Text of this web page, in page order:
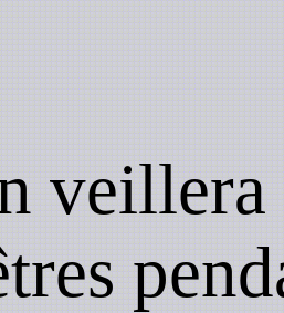
veillera